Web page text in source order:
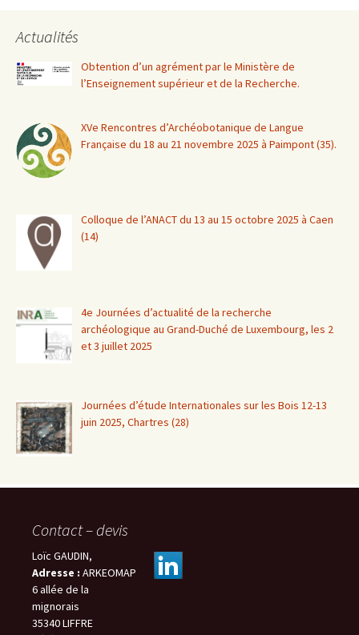
Actualités
Obtention d’un agrément par le Ministère de
l’Enseignement supérieur et de la Recherche.
XVe Rencontres d’Archéobotanique de Langue
Française du 18 au 21 novembre 2025 à Paimpont (35).
Colloque de l’ANACT du 13 au 15 octobre 2025 à Caen
(14)
4e Journées d’actualité de la recherche
archéologique au Grand-Duché de Luxembourg, les 2
et 3 juillet 2025
Journées d’étude Internationales sur les Bois 12-13
juin 2025, Chartres (28)
Contact – devis
Loïc GAUDIN,
Adresse : ARKEOMAP
6 allée de la
mignorais
35340 LIFFRE